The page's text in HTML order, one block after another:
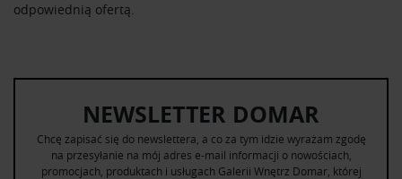
odpowiednią ofertą.
NEWSLETTER DOMAR
Chcę zapisać się do newslettera, a co za tym idzie wyrażam zgodę
na przesyłanie na mój adres e-mail informacji o nowościach,
promocjach, produktach i usługach Galerii Wnętrz Domar, której